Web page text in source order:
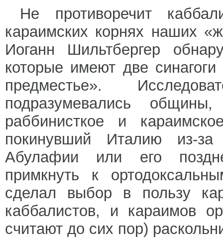
Не противоречит
караимских корнях наших
Иоганн Шильтбергер
которые имеют две
предместье».
подразумевались общины,
раббинисткое и
покинувший Италию из-за
Абулафии или его
примкнуть к
сделал выбор в пользу
каббалистов, и караимов
считают до сих пор)